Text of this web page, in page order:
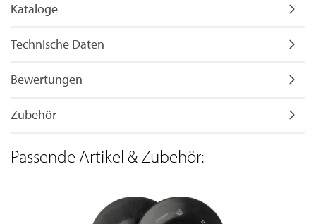
Kataloge
Technische Daten
Bewertungen
Zubehör
Passende Artikel & Zubehör: